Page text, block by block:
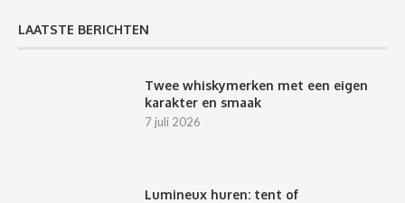
LAATSTE BERICHTEN
Twee whiskymerken met een eigen
karakter en smaak
7 juli 2026
Lumineux huren: tent of